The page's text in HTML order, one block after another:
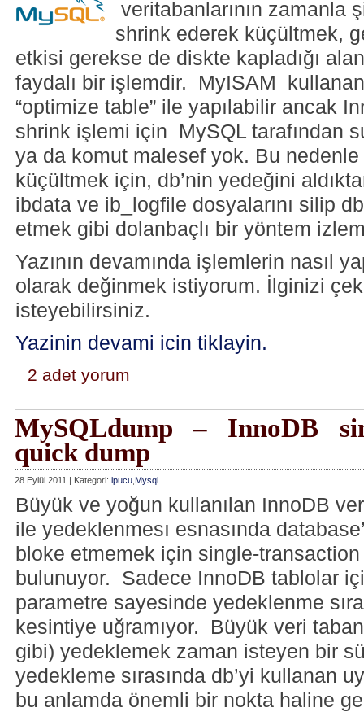
veritabanlarının zamanla
shrink ederek küçültmek,
etkisi gerekse de diskte kapladığı
faydalı bir işlemdir. MyISAM
“optimize table” ile yapılabilir ancak
shrink işlemi için MySQL tarafından
ya da komut malesef yok. Bu nedenle
küçültmek için, db’nin yedeğini
ibdata ve ib_logfile dosyalarını silip
etmek gibi dolanbaçlı bir yöntem
Yazının devamında işlemlerin nasıl
olarak değinmek istiyorum. İlginizi
isteyebilirsiniz.
Yazinin devami icin tiklayin.
2 adet yorum
MySQLdump – InnoDB
quick dump
28 Eylül 2011 | Kategori: ipucu Mysql
Büyük ve yoğun kullanılan InnoDB
ile yedeklenmesı esnasında
bloke etmemek için single-
bulunuyor. Sadece InnoDB tablolar
parametre sayesinde yedeklenme
kesintiye uğramıyor. Büyük veri
gibi) yedeklemek zaman isteyen bir
yedekleme sırasında db’yi kullanan
bu anlamda önemli bir nokta haline